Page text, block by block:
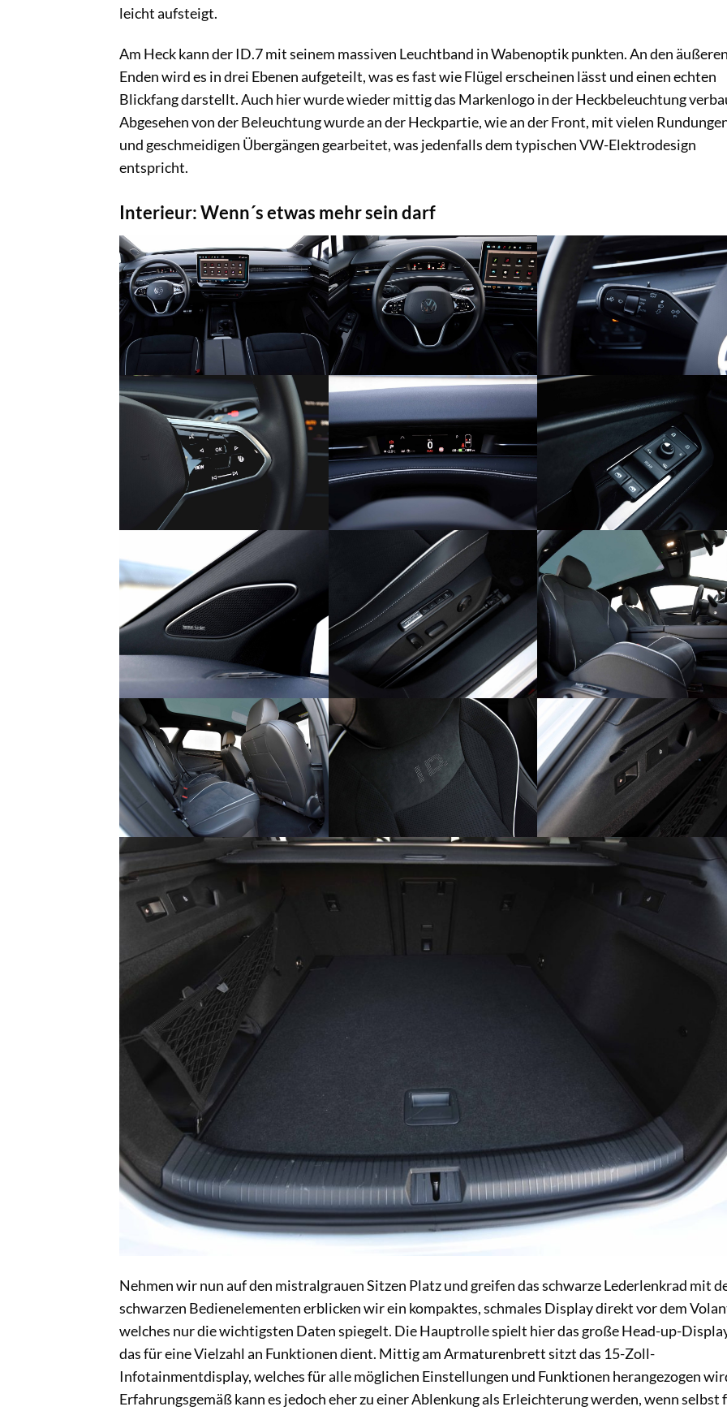
leicht aufsteigt.
Am Heck kann der ID.7 mit seinem massiven Leuchtband in Wabenoptik punkten. An den
Enden wird es in drei Ebenen aufgeteilt, was es fast wie Flügel erscheinen lässt und einen echten
Blickfang darstellt. Auch hier wurde wieder mittig das Markenlogo in der Heckbeleuchtung
Abgesehen von der Beleuchtung wurde an der Heckpartie, wie an der Front, mit vielen
und geschmeidigen Übergängen gearbeitet, was jedenfalls dem typischen VW-Elektrodesign
entspricht.
Interieur: Wenn´s etwas mehr sein darf
Nehmen wir nun auf den mistralgrauen Sitzen Platz und greifen das schwarze Lederlenkrad mit
schwarzen Bedienelementen erblicken wir ein kompaktes, schmales Display direkt vor dem
welches nur die wichtigsten Daten spiegelt. Die Hauptrolle spielt hier das große Head-up-
das für eine Vielzahl an Funktionen dient. Mittig am Armaturenbrett sitzt das 15-Zoll-
Infotainmentdisplay, welches für alle möglichen Einstellungen und Funktionen herangezogen
Erfahrungsgemäß kann es jedoch eher zu einer Ablenkung als Erleichterung werden, wenn selbst